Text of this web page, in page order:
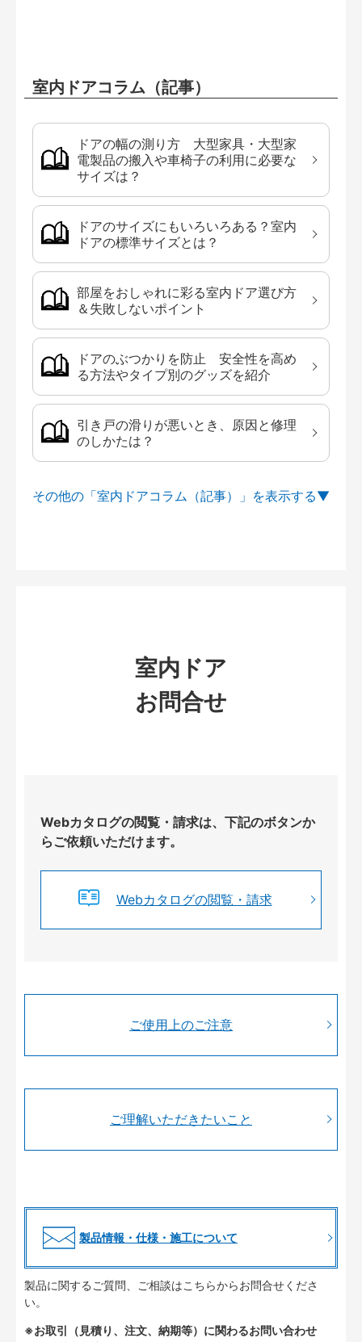
室内ドアコラム（記事）
ドアの幅の測り方 大型家具・大型家
電製品の搬入や車椅子の利用に必要な
サイズは？
ドアのサイズにもいろいろある？室内
ドアの標準サイズとは？
部屋をおしゃれに彩る室内ドア選び方
＆失敗しないポイント
ドアのぶつかりを防止 安全性を高め
る方法やタイプ別のグッズを紹介
引き戸の滑りが悪いとき、原因と修理
のしかたは？
その他の「室内ドアコラム（記事）」を
室内ドア
お問合せ
Webカタログの閲覧・請求は、下記のボタンか
らご依頼いただけます。
Webカタログの閲覧・請求
ご使用上のご注意
ご理解いただきたいこと
製品情報・仕様・施工について
製品に関するご質問、ご相談はこちらからお問合せくださ
い。
※お取引（見積り、注文、納期等）に関わるお問い合わせ